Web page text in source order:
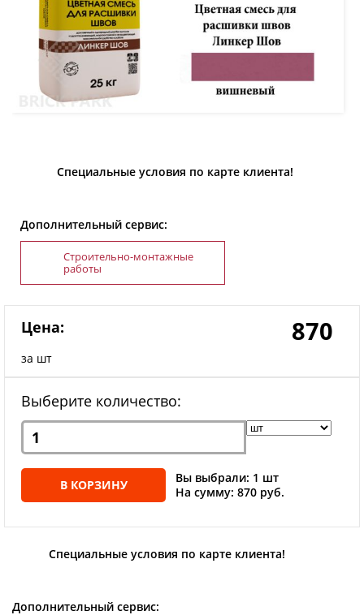
Специальные условия по карте клиента!
Дополнительный сервис:
Строительно-монтажные
работы
Цена:
за шт
870
Выберите количество:
В КОРЗИНУ
Вы выбрали: 1 шт
На сумму: 870 руб.
Специальные условия по карте клиента!
Дополнительный сервис: